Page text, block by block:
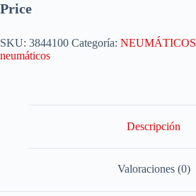
Price
SKU: 3844100 Categoría: NEUMÁTICOS
neumáticos
Descripción
Valoraciones (0)